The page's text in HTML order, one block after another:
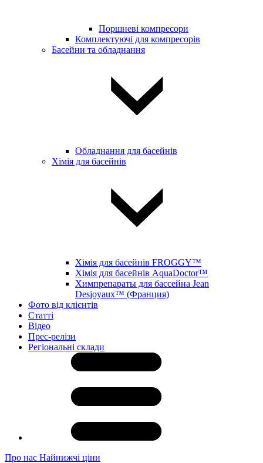
Поршневі компресори
Комплектуючі для компресорів
Басейни та обладнання
Обладнання для басейнів
Хімія для басейнів
Хімія для басейнів FROGGY™
Хімія для басейнів AquaDoctor™
Химпрепараты для бассейна Jean
Desjoyaux™ (Франция)
Фото від клієнтів
Статті
Відео
Прес-релізи
Регіональні склади
Про нас Найнижчі ціни